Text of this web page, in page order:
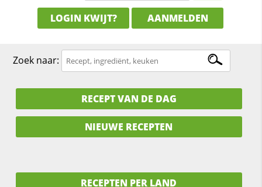
LOGIN KWIJT? AANMELDEN
Zoek naar:
RECEPT VAN DE DAG
NIEUWE RECEPTEN
RECEPTEN PER LAND